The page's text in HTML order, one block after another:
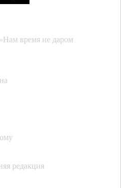
время не даром
редакция